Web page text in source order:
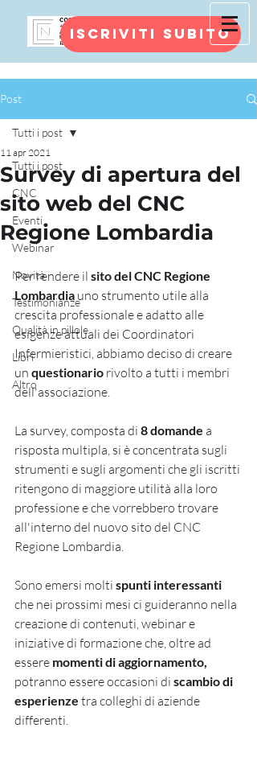
Iscriviti subito
Post
Tutti i post
CNC
Eventi
Webinar
Novità
Testimonianze
Qualità in pillole
Libri
Altro
Tutti i post
Survey di apertura del
sito web del CNC
Regione Lombardia
11 apr 2021
Per rendere il sito del CNC Regione
Lombardia uno strumento utile alla
crescita professionale e adatto alle
esigenze attuali dei Coordinatori
Infermieristici, abbiamo deciso di creare
un questionario rivolto a tutti i membri
dell'associazione.
La survey, composta di 8 domande a
risposta multipla, si è concentrata sugli
strumenti e sugli argomenti che gli iscritti
ritengono di maggiore utilità alla loro
professione e che vorrebbero trovare
all'interno del nuovo sito del CNC
Regione Lombardia.
Sono emersi molti spunti interessanti
che nei prossimi mesi ci guideranno nella
creazione di contenuti, webinar e
iniziative di formazione che, oltre ad
essere momenti di aggiornamento,
potranno essere occasioni di scambio di
esperienze tra colleghi di aziende
differenti.